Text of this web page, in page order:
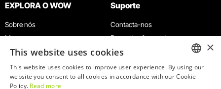
EXPLORA O WOW
Sobre nós
Museus
Agenda
Notícias
Restaurantes
Suporte
Contacta-nos
Perguntas frequentes
Termos e Condições
Política de privacidade e cookies
Trabalha connosco
ENGLISH
×
This website uses cookies
This website uses cookies to improve user experience. By using our
website you consent to all cookies in accordance with our Cookie
Policy. Read more